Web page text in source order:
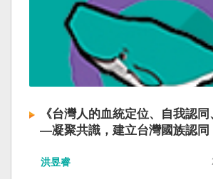
《台灣人的血統定位、自我認同
—凝聚共識，建立台灣國族認同
洪昱睿